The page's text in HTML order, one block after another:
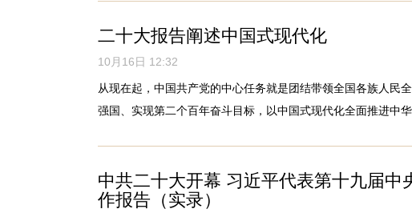
二十大报告阐述中国式现代化
10月16日 12:32
从现在起，中国共产党的中心任务就是团结带领全国各族人民
强国、实现第二个百年奋斗目标，以中国式现代化全面推进中
中共二十大开幕 习近平代表第十九届中
作报告（实录）